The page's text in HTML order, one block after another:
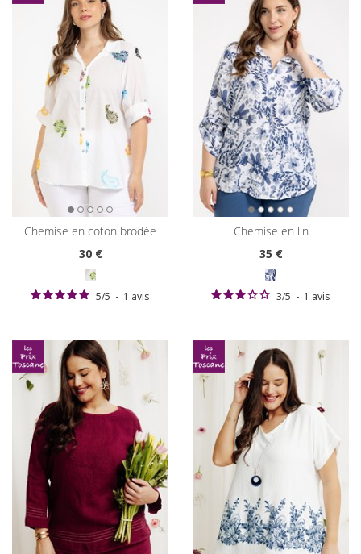
chemise en coton brodée
30€
5/5 - 1 avis
chemise en lin
35€
3/5 - 1 avis